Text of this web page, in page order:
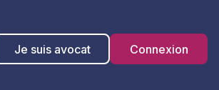
Je suis avocat Connexion